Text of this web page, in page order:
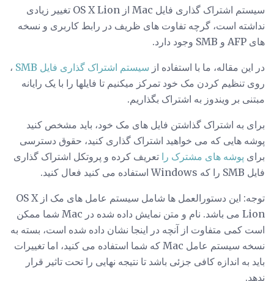
سیستم اشتراک گذاری فایل Mac از OS X Lion تغییر زیادی
نداشته است، گرچه تفاوت های ظریف در رابط کاربری و نسخه
های AFP و SMB وجود دارد.
در این مقاله، ما با استفاده از سیستم اشتراک گذاری فایل SMB
،
روی تنظیم کردن مک خود تمرکز میکنیم تا فایلها را با یک رایانه
مبتنی بر ویندوز به اشتراک بگذاریم.
برای به اشتراک گذاشتن فایل های مک خود، باید مشخص کنید
پوشه هایی که می خواهید اشتراک گذاری کنید، حقوق دسترسی
برای پوشه های مشترک را تعریف کرده و پروتکل اشتراک گذاری
فایل SMB را که Windows استفاده می کنید فعال کنید.
توجه: این دستورالعمل ها شامل سیستم عامل های مک از OS X
Lion می باشد. نام و متن نمایش داده شده در Mac شما ممکن
است کمی متفاوت از آنچه در اینجا نشان داده شده است، بسته به
نسخه سیستم عامل Mac که شما استفاده می کنید، اما تغییرات
باید به اندازه کافی جزئی باشد تا نتیجه نهایی را تحت تاثیر قرار
ندهد.